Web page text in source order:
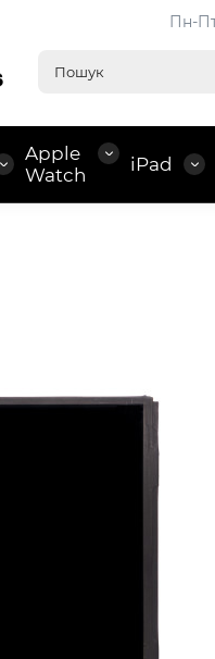
Пн-
Apple
Watch
iPad